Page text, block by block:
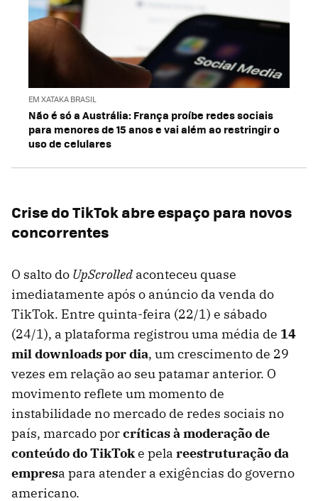
EM XATAKA BRASIL
Não é só a Austrália: França proíbe redes sociais
para menores de 15 anos e vai além ao restringir o
uso de celulares
Crise do TikTok abre espaço para novos
concorrentes
O salto do UpScrolled aconteceu quase
imediatamente após o anúncio da venda do
TikTok. Entre quinta-feira (22/1) e sábado
(24/1), a plataforma registrou uma média de 14
mil downloads por dia, um crescimento de 29
vezes em relação ao seu patamar anterior. O
movimento reflete um momento de
instabilidade no mercado de redes sociais no
país, marcado porcríticas à moderação de
conteúdo do TikToke pela reestruturação da
empresa para atender a exigências do governo
americano.